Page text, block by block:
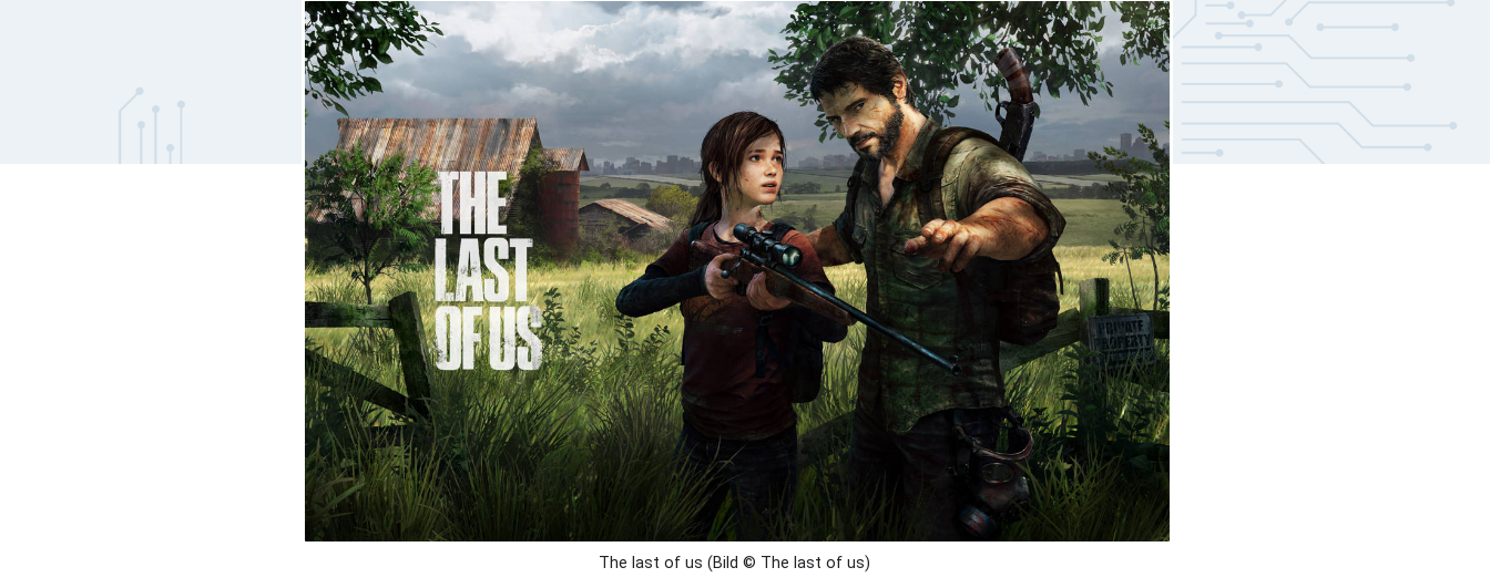
The last of us (Bild © The last of us)